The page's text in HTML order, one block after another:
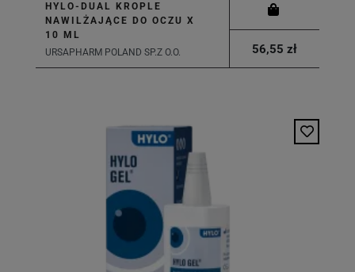
HYLO-DUAL KROPLE
NAWILŻAJĄCE DO OCZU X
10 ML
URSAPHARM POLAND SP.Z O.O.
56,55 zł